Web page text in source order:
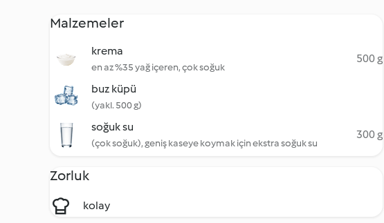
Malzemeler
krema
en az %35 yağ içeren, çok soğuk
500 g
buz küpü
(yakl. 500 g)
soğuk su
(çok soğuk), geniş kaseye koymak için ekstra soğuk su
300 g
Zorluk
kolay